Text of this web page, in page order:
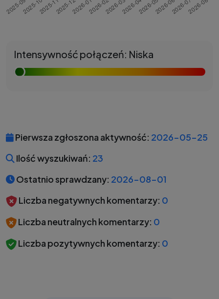
Intensywność połączeń: Niska
Pierwsza zgłoszona aktywność: 2026-05-25
Ilość wyszukiwań: 23
Ostatnio sprawdzany: 2026-08-01
Liczba negatywnych komentarzy: 0
Liczba neutralnych komentarzy: 0
Liczba pozytywnych komentarzy: 0